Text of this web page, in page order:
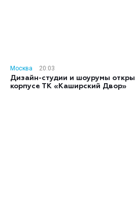
Москва
20:03
Дизайн-студии и шоурумы
корпусе ТК «Каширский Двор»